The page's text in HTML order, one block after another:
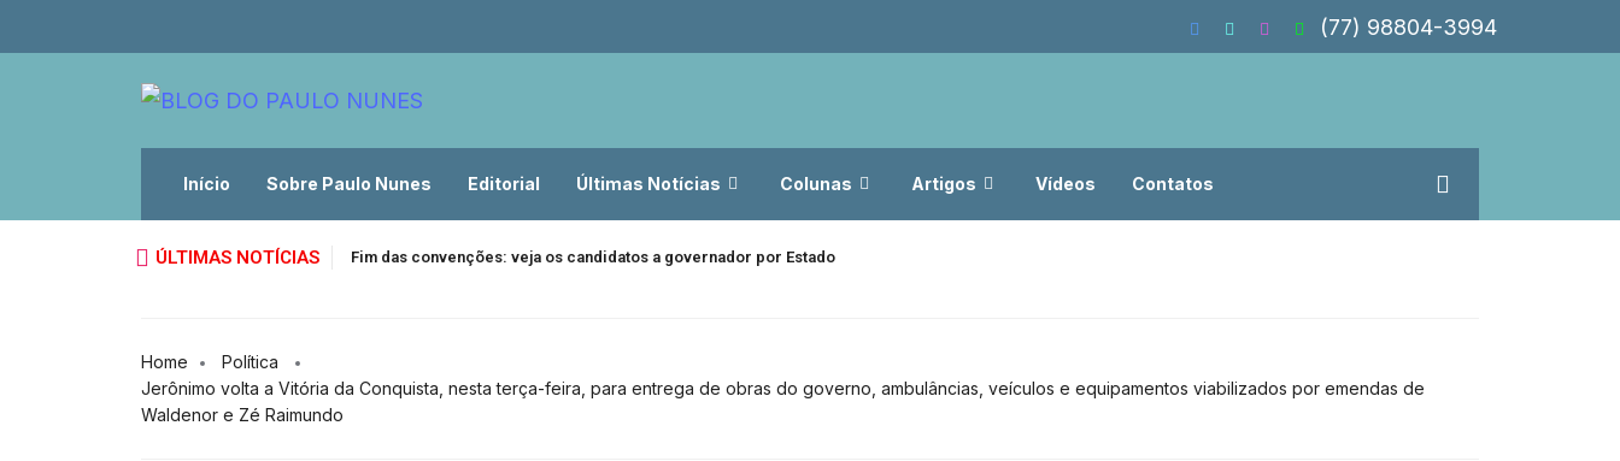
(77) 98804-3994
Início Sobre Paulo Nunes Editorial Últimas Notícias Colunas Artigos Vídeos Contatos
ÚLTIMAS NOTÍCIAS Fim das convenções: veja os candidatos a governador por Estado
Home
Política
Jerônimo volta a Vitória da Conquista, nesta terça-feira, para entrega de obras do governo, ambulâncias, veículos e equipamentos viabilizados por emendas de
Waldenor e Zé Raimundo